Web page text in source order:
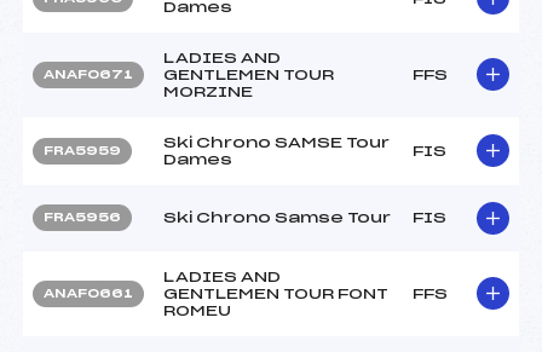
Dames
ANAF0671
LADIES AND
GENTLEMEN TOUR
MORZINE
FFS
FRA5959
Ski Chrono SAMSE Tour
Dames
FIS
FRA5956 Ski Chrono Samse Tour FIS
ANAF0661
LADIES AND
GENTLEMEN TOUR FONT
ROMEU
FFS